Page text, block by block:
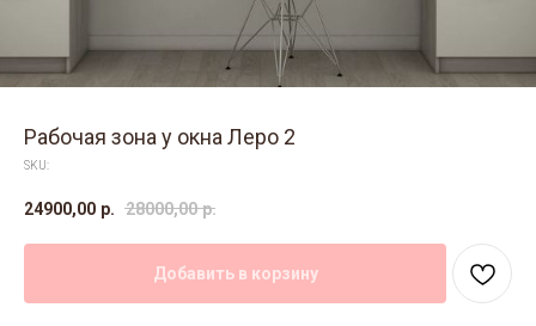
Рабочая зона у окна Леро 2
SKU:
24900,00 р. 28000,00 р.
Добавить в корзину